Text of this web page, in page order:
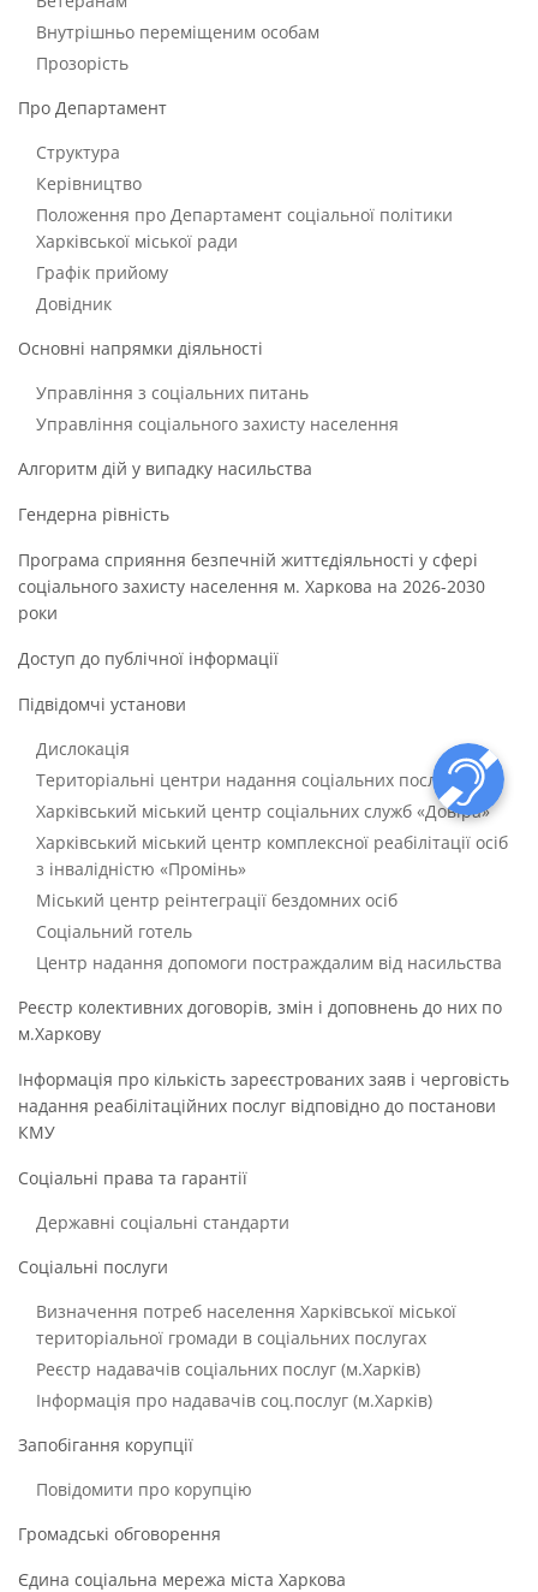
Внутрішньо переміщеним особам
Прозорість
Про Департамент
Структура
Керівництво
Положення про Департамент соціальної політики
Харківської міської ради
Графік прийому
Довідник
Основні напрямки діяльності
Управління з соціальних питань
Управління соціального захисту населення
Алгоритм дій у випадку насильства
Гендерна рівність
Програма сприяння безпечній життєдіяльності у сфері
соціального захисту населення м. Харкова на 2026-2030
роки
Доступ до публічної інформації
Підвідомчі установи
Дислокація
Територіальні центри надання соціальних послуг
Харківський міський центр соціальних служб «Довіра»
Харківський міський центр комплексної реабілітації осіб
з інвалідністю «Промінь»
Міський центр реінтеграції бездомних осіб
Соціальний готель
Центр надання допомоги постраждалим від насильства
Реєстр колективних договорів, змін і доповнень до них по
м.Харкову
Інформація про кількість зареєстрованих заяв і черговість
надання реабілітаційних послуг відповідно до постанови
КМУ
Соціальні права та гарантії
Державні соціальні стандарти
Соціальні послуги
Визначення потреб населення Харківської міської
територіальної громади в соціальних послугах
Реєстр надавачів соціальних послуг (м.Харків)
Інформація про надавачів соц.послуг (м.Харків)
Запобігання корупції
Повідомити про корупцію
Громадські обговорення
Єдина соціальна мережа міста Харкова